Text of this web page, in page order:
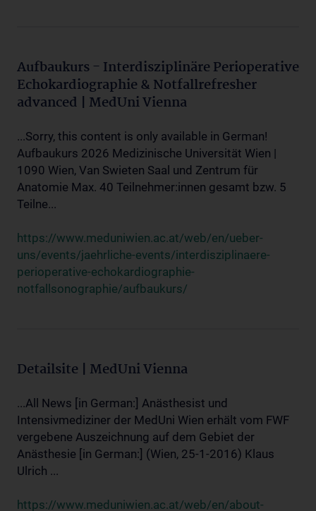
Aufbaukurs - Interdisziplinäre Perioperative
Echokardiographie & Notfallrefresher
advanced | MedUni Vienna
...Sorry, this content is only available in German!
Aufbaukurs 2026 Medizinische Universität Wien |
1090 Wien, Van Swieten Saal und Zentrum für
Anatomie Max. 40 Teilnehmer:innen gesamt bzw. 5
Teilne...
https://www.meduniwien.ac.at/web/en/ueber-
uns/events/jaehrliche-events/interdisziplinaere-
perioperative-echokardiographie-
notfallsonographie/aufbaukurs/
Detailsite | MedUni Vienna
...All News [in German:] Anästhesist und
Intensivmediziner der MedUni Wien erhält vom FWF
vergebene Auszeichnung auf dem Gebiet der
Anästhesie [in German:] (Wien, 25-1-2016) Klaus
Ulrich ...
https://www.meduniwien.ac.at/web/en/about-